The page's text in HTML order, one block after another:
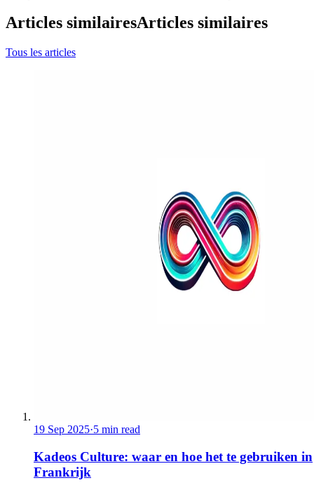
Articles similairesArticles similaires
Tous les articles
19 Sep 2025·5 min read
Kadeos Culture: waar en hoe het te gebruiken in
Frankrijk